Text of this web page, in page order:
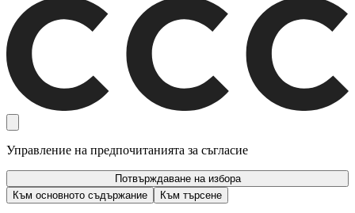
Управление на предпочитанията за съгласие
Потвърждаване на избора
Към основното съдържание
Към търсене